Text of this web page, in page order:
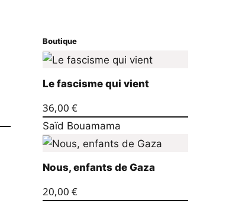
Boutique
Le fascisme qui vient
36,00€
Saïd Bouamama
Nous, enfants de Gaza
20,00€